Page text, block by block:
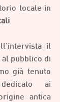
.
il
al pubblico di
già tenuto
antica